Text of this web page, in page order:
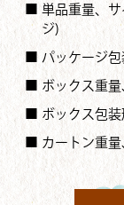
■ 単品重量、
ジ)
■ パッケージ包
■ ボックス重
■ ボックス包装
■ カートン重